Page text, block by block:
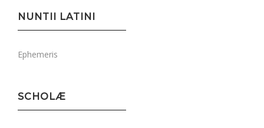
NUNTII LATINI
Ephemeris
SCHOLÆ